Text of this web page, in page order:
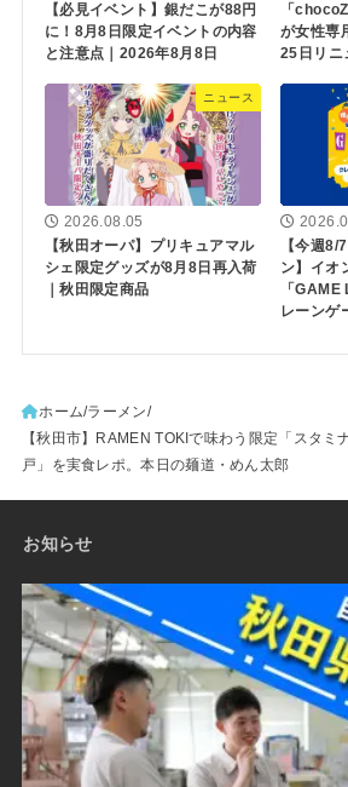
【必見イベント】銀だこが88円
に！8月8日限定イベントの内容
と注意点｜2026年8月8日
「
が女性専
25日リニ
ニュース
2026.08.05
【秋田オーパ】プリキュアマル
シェ限定グッズが8月8日再入荷
｜秋田限定商品
【今週8/
ン】イオ
「
レーンゲ
ホーム ラーメン
【秋田市】RAMEN TOKIで味わう限定「スタミ
戸」を実食レポ。本日の麺道・めん太郎
お知らせ